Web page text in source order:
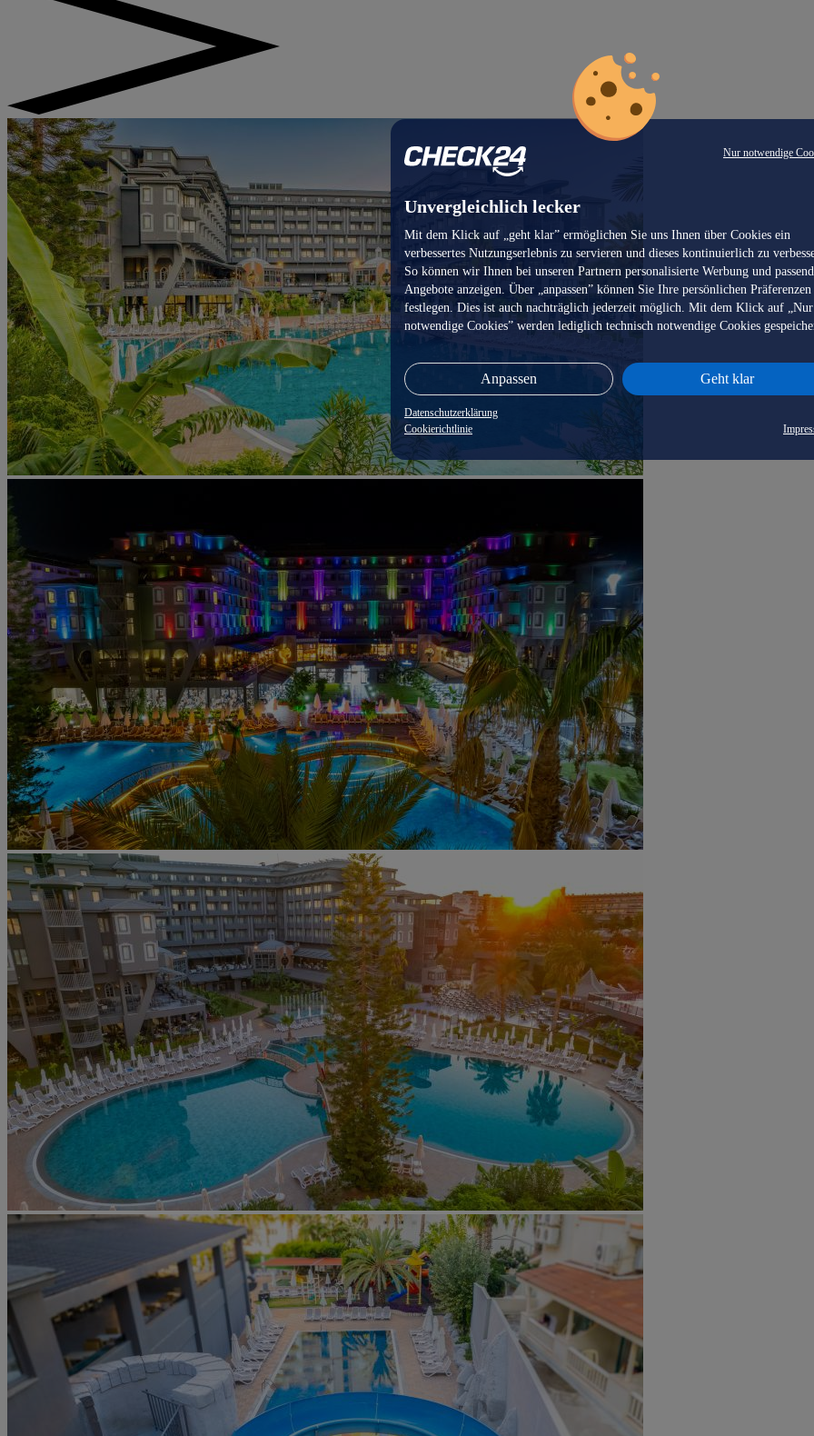
Nur notwendige
Unvergleichlich lecker
Mit dem Klick auf „geht klar” ermöglichen Sie uns Ihnen über Cookies ein
verbessertes Nutzungserlebnis zu servieren und dieses kontinuierlich zu
So können wir Ihnen bei unseren Partnern personalisierte Werbung und
Angebote anzeigen. Über „anpassen” können Sie Ihre persönlichen Präferenzen
festlegen. Dies ist auch nachträglich jederzeit möglich. Mit dem Klick auf „Nur
notwendige Cookies” werden lediglich technisch notwendige Cookies
Anpassen Geht klar
Datenschutzerklärung
Cookierichtlinie